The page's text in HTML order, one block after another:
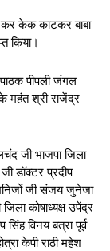
केक काटकर बाबा
किया।
पीपली जंगल
महंत श्री राजेंद्र
जी भाजपा जिला
डॉक्टर प्रदीप
जी संजय जुनेजा
कोषाध्यक्ष उपेंद्र
सिंह विनय बत्रा पूर्व
केपी राठी महेश